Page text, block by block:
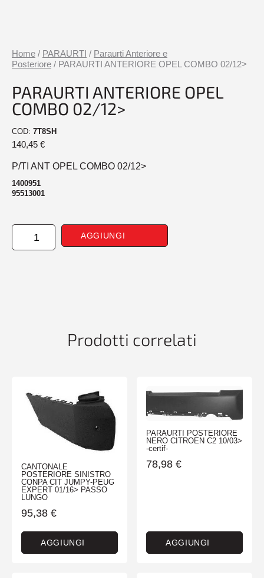
Home / PARAURTI / Paraurti Anteriore e
Posteriore / PARAURTI ANTERIORE OPEL COMBO 02/12>
PARAURTI ANTERIORE OPEL
COMBO 02/12>
COD: 7T8SH
140,45 €
P/TI ANT OPEL COMBO 02/12>
1400951
95513001
PARAURTI
ANTERIORE
AGGIUNGI
Prodotti correlati
CANTONALE
POSTERIORE SINISTRO
CONPA CIT JUMPY-PEUG
EXPERT 01/16> PASSO
LUNGO
95,38 €
AGGIUNGI
PARAURTI POSTERIORE
NERO CITROEN C2 10/03>
-certif-
78,98 €
AGGIUNGI